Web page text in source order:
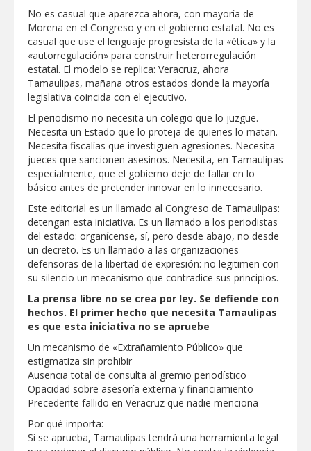
No es casual que aparezca ahora, con mayoría de
Morena en el Congreso y en el gobierno estatal. No es
casual que use el lenguaje progresista de la «ética» y la
«autorregulación» para construir heterorregulación
estatal. El modelo se replica: Veracruz, ahora
Tamaulipas, mañana otros estados donde la mayoría
legislativa coincida con el ejecutivo.
El periodismo no necesita un colegio que lo juzgue.
Necesita un Estado que lo proteja de quienes lo matan.
Necesita fiscalías que investiguen agresiones. Necesita
jueces que sancionen asesinos. Necesita, en Tamaulipas
especialmente, que el gobierno deje de fallar en lo
básico antes de pretender innovar en lo innecesario.
Este editorial es un llamado al Congreso de Tamaulipas:
detengan esta iniciativa. Es un llamado a los periodistas
del estado: organícense, sí, pero desde abajo, no desde
un decreto. Es un llamado a las organizaciones
defensoras de la libertad de expresión: no legitimen con
su silencio un mecanismo que contradice sus principios.
La prensa libre no se crea por ley. Se defiende con
hechos. El primer hecho que necesita Tamaulipas
es que esta iniciativa no se apruebe
Un mecanismo de «Extrañamiento Público» que
estigmatiza sin prohibir
Ausencia total de consulta al gremio periodístico
Opacidad sobre asesoría externa y financiamiento
Precedente fallido en Veracruz que nadie menciona
Por qué importa:
Si se aprueba, Tamaulipas tendrá una herramienta legal